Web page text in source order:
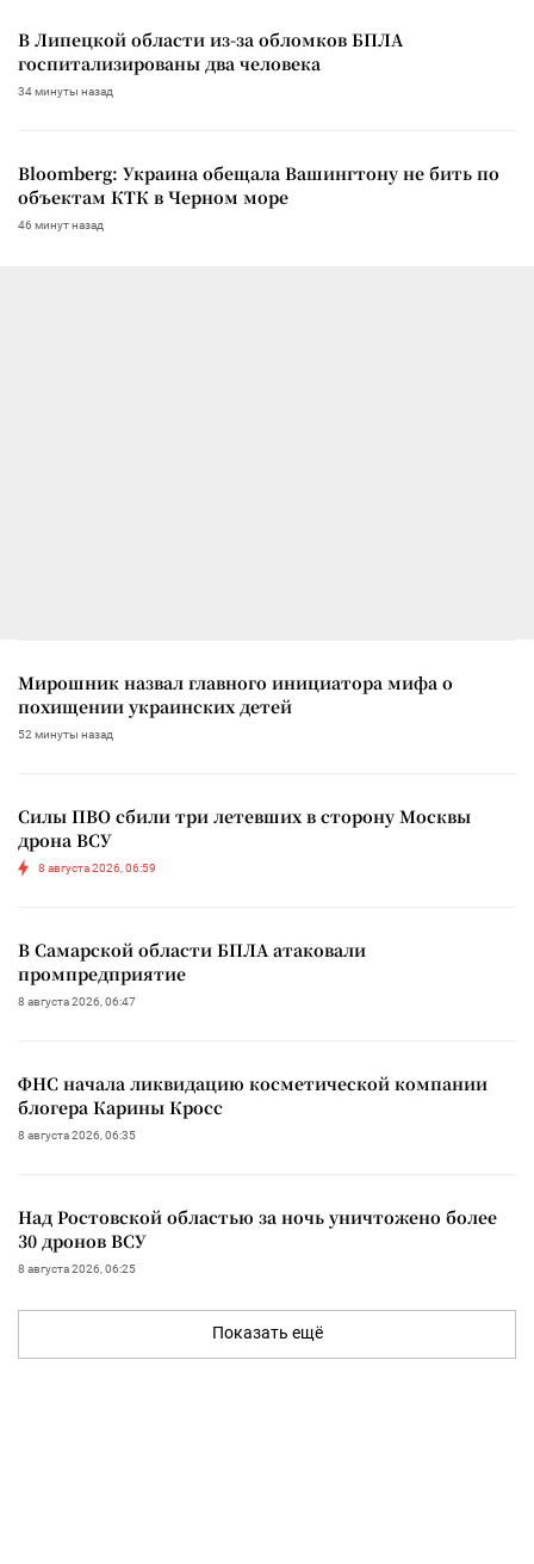
В Липецкой области из-за обломков БПЛА
госпитализированы два человека
34 минуты назад
Bloomberg: Украина обещала Вашингтону не бить по
объектам КТК в Черном море
46 минут назад
Мирошник назвал главного инициатора мифа о
похищении украинских детей
52 минуты назад
Силы ПВО сбили три летевших в сторону Москвы
дрона ВСУ
8 августа 2026, 06:59
В Самарской области БПЛА атаковали
промпредприятие
8 августа 2026, 06:47
ФНС начала ликвидацию косметической компании
блогера Карины Кросс
8 августа 2026, 06:35
Над Ростовской областью за ночь уничтожено более
30 дронов ВСУ
8 августа 2026, 06:25
Показать ещё